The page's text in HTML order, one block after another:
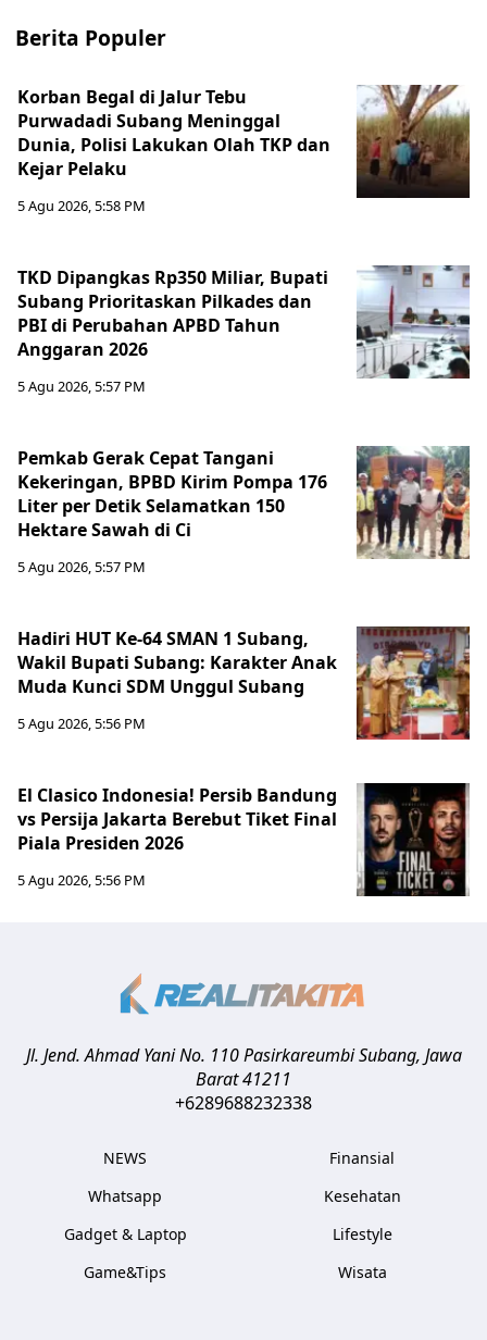
Berita Populer
Korban Begal di Jalur Tebu
Purwadadi Subang Meninggal
Dunia, Polisi Lakukan Olah TKP dan
Kejar Pelaku
5 Agu 2026, 5:58 PM
TKD Dipangkas Rp350 Miliar, Bupati
Subang Prioritaskan Pilkades dan
PBI di Perubahan APBD Tahun
Anggaran 2026
5 Agu 2026, 5:57 PM
Pemkab Gerak Cepat Tangani
Kekeringan, BPBD Kirim Pompa 176
Liter per Detik Selamatkan 150
Hektare Sawah di Ci
5 Agu 2026, 5:57 PM
Hadiri HUT Ke-64 SMAN 1 Subang,
Wakil Bupati Subang: Karakter Anak
Muda Kunci SDM Unggul Subang
5 Agu 2026, 5:56 PM
El Clasico Indonesia! Persib Bandung
vs Persija Jakarta Berebut Tiket Final
Piala Presiden 2026
5 Agu 2026, 5:56 PM
Jl. Jend. Ahmad Yani No. 110 Pasirkareumbi Subang, Jawa
Barat41211
+6289688232338
NEWS
Whatsapp
Gadget & Laptop
Game&Tips
Finansial
Kesehatan
Lifestyle
Wisata